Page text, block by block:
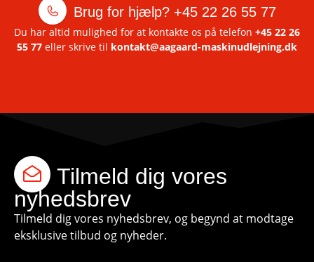
Brug for hjælp? +45 22 26 55 77
Du har altid mulighed for at kontakte os på telefon +45 22 26
55 77 eller skrive til kontakt@aagaard-maskinudlejning.dk
Tilmeld dig vores
nyhedsbrev
Tilmeld dig vores nyhedsbrev, og begynd at modtage
eksklusive tilbud og nyheder.